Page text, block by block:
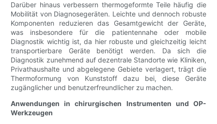
Darüber hinaus verbessern thermogeformte Teile häufig die
Mobilität von Diagnosegeräten. Leichte und dennoch robuste
Komponenten reduzieren das Gesamtgewicht der Geräte,
was insbesondere für die patientennahe oder mobile
Diagnostik wichtig ist, da hier robuste und gleichzeitig leicht
transportierbare Geräte benötigt werden. Da sich die
Diagnostik zunehmend auf dezentrale Standorte wie Kliniken,
Privathaushalte und abgelegene Gebiete verlagert, trägt die
Thermoformung von Kunststoff dazu bei, diese Geräte
zugänglicher und benutzerfreundlicher zu machen.
Anwendungen in chirurgischen Instrumenten und OP-
Werkzeugen